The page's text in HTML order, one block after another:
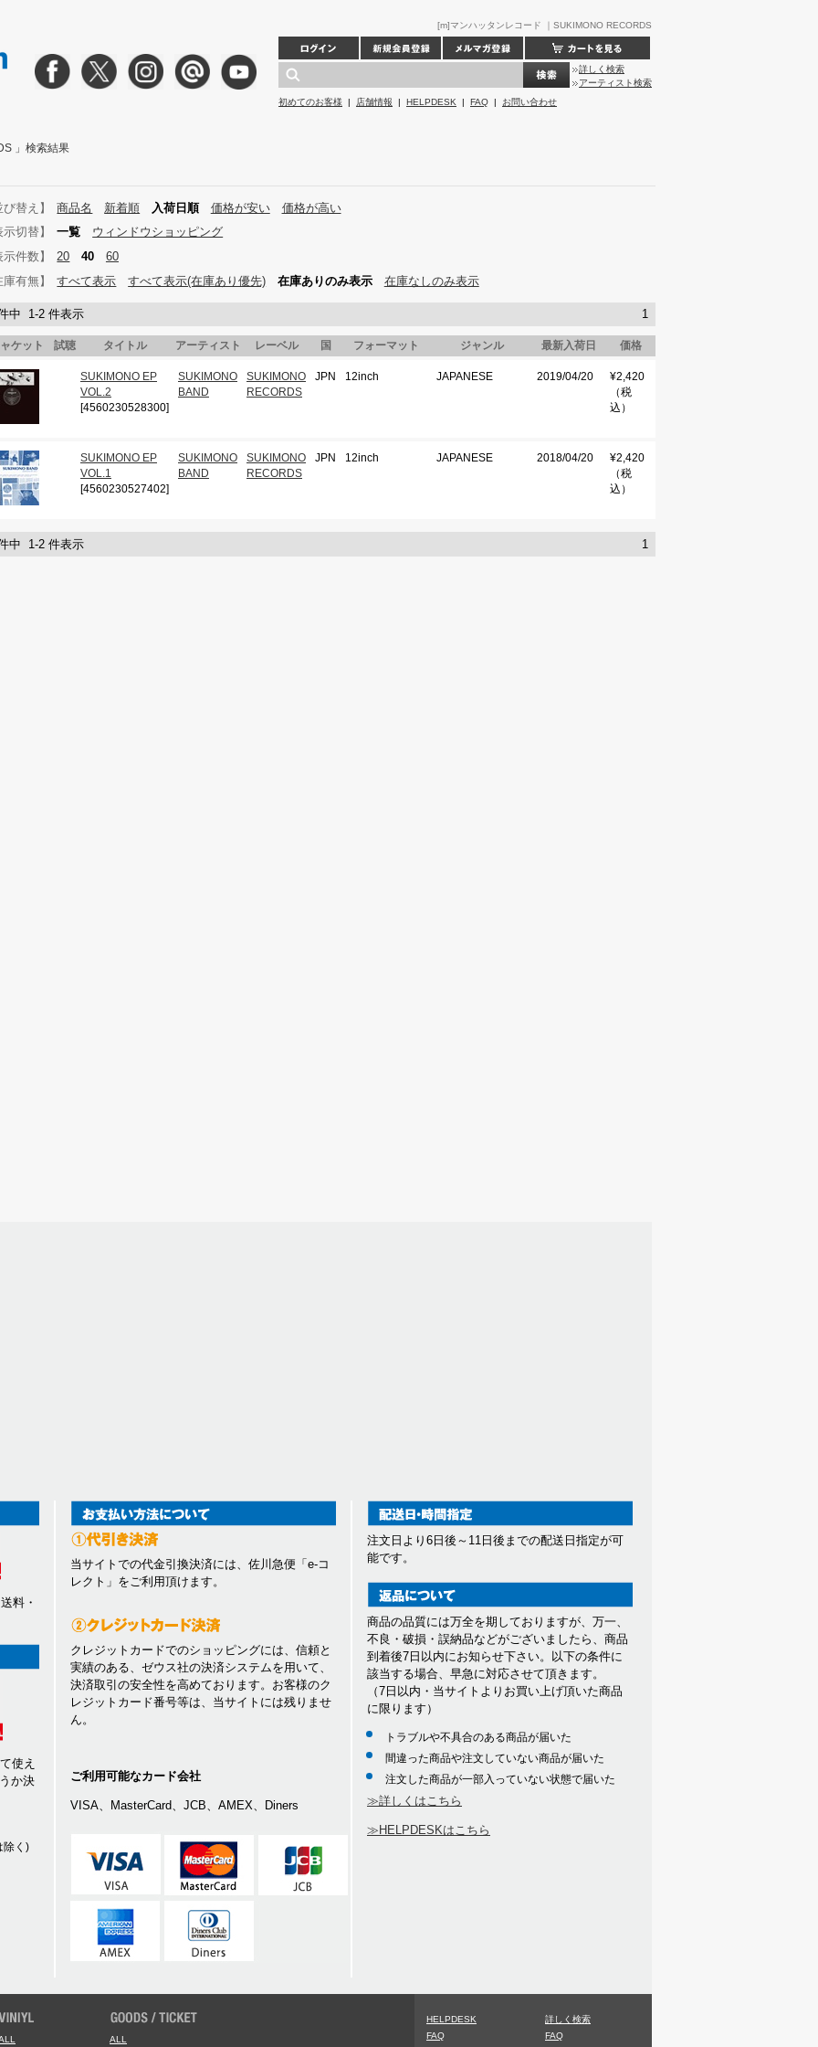
[m]マンハッタンレコード ｜SUKIMONO RECORDS
詳しく検索
アーティスト検索
初めてのお客様 | 店舗情報 | HELPDESK | FAQ | お問い合わせ
」検索結果
替え】 商品名 新着順 入荷日順 価格が安い
価格が高い
切替】
一覧
ウィンドウショッピング
件数】
20 40
60
有無】
すべて表示 すべて表示(在庫あり優先) 在庫ありのみ表示 在庫なしのみ表示
中 1-2 件表示 1
ケット 試聴 タイトル アーティスト レーベル 国 フォーマット ジャンル 最新入荷日 価格
SUKIMONO EP
VOL.2
[4560230528300]
SUKIMONO
BAND
SUKIMONO
RECORDS
JPN 12inch JAPANESE 2019/04/20
¥2,420
（税
込）
SUKIMONO EP
VOL.1
[4560230527402]
SUKIMONO
BAND
SUKIMONO
RECORDS
JPN 12inch JAPANESE 2018/04/20
¥2,420
（税
込）
中 1-2 件表示 1
料・
使え
か決
除く)
当サイトでの代金引換決済には、佐川急便「e-コ
レクト」をご利用頂けます。
クレジットカードでのショッピングには、信頼と
実績のある、ゼウス社の決済システムを用いて、
決済取引の安全性を高めております。お客様のク
レジットカード番号等は、当サイトには残りませ
ん。
ご利用可能なカード会社
VISA、MasterCard、JCB、AMEX、Diners
注文日より6日後～11日後までの配送日指定が可
能です。
商品の品質には万全を期しておりますが、万一、
不良・破損・誤納品などがございましたら、商品
到着後7日以内にお知らせ下さい。以下の条件に
該当する場合、早急に対応させて頂きます。
（7日以内・当サイトよりお買い上げ頂いた商品
に限ります）
トラブルや不具合のある商品が届いた
間違った商品や注文していない商品が届いた
注文した商品が一部入っていない状態で届いた
≫詳しくはこちら
≫HELPDESKはこちら
ALL
HELPDESK
FAQ
詳しく検索
FAQ